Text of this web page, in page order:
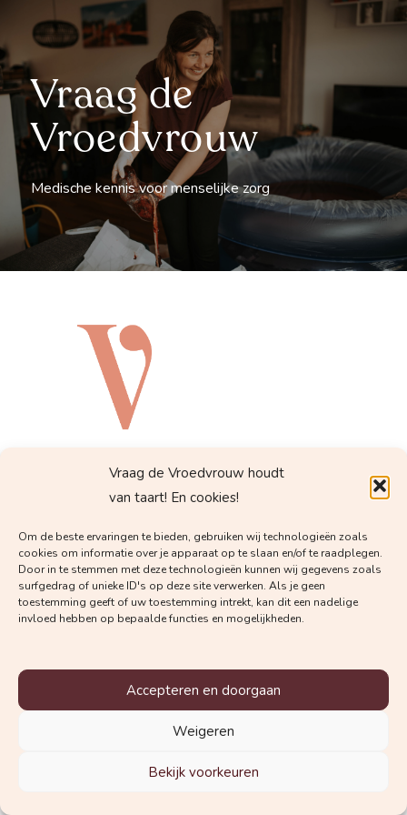
Vraag de Vroedvrouw houdt
van taart! En cookies!
Om de beste ervaringen te bieden, gebruiken wij technologieën zoals
cookies om informatie over je apparaat op te slaan en/of te raadplegen.
Door in te stemmen met deze technologieën kunnen wij gegevens zoals
surfgedrag of unieke ID's op deze site verwerken. Als je geen
toestemming geeft of uw toestemming intrekt, kan dit een nadelige
invloed hebben op bepaalde functies en mogelijkheden.
Accepteren en doorgaan
Weigeren
Bekijk voorkeuren
Vraag de
Vroedvrouw
Medische kennis voor menselijke zorg
Vul een geldige activeringscode in.
Activeer code: